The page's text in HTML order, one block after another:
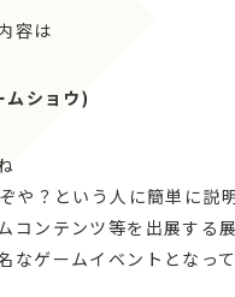
容は
ムショウ)
や？という人に簡単に説
コンテンツ等を出展する
なゲームイベントとなっ